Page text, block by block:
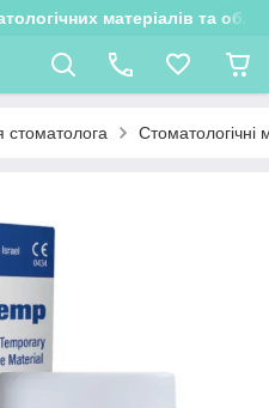
матеріалів та
стоматолога Стоматологічні